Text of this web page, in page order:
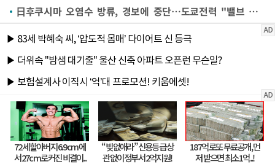
日후쿠시마 오염수 방류, 경보에 중단…도쿄전력 "밸브 교체"